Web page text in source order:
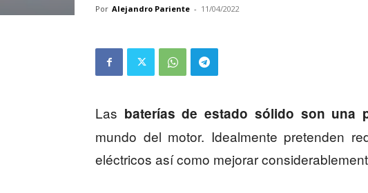
Por Alejandro Pariente - 11/04/2022
Las baterías de estado sólido son una
mundo del motor. Idealmente pretenden
eléctricos así como mejorar